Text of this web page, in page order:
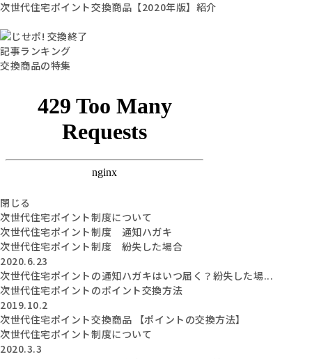
次世代住宅ポイント交換商品【2020年版】紹介
記事ランキング
交換商品の特集
閉じる
次世代住宅ポイント制度について
次世代住宅ポイント制度 通知ハガキ
次世代住宅ポイント制度 紛失した場合
2020.6.23
次世代住宅ポイントの通知ハガキはいつ届く？紛失した場...
次世代住宅ポイントのポイント交換方法
2019.10.2
次世代住宅ポイント交換商品 【ポイントの交換方法】
次世代住宅ポイント制度について
2020.3.3